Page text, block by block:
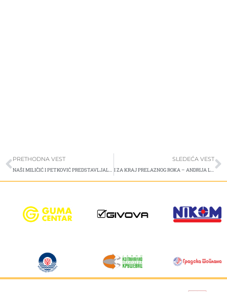
Prev
PRETHODNA VEST SLEDEĆA VEST
I ZA KRAJ PRELAZNOG ROKA – ANDRIJA LUKOVIĆ